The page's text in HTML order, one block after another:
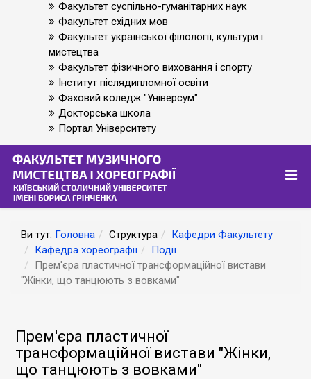
Факультет суспільно-гуманітарних наук
Факультет східних мов
Факультет української філології, культури і
мистецтва
Факультет фізичного виховання і спорту
Інститут післядипломної освіти
Фаховий коледж "Універсум"
Докторська школа
Портал Університету
Ви тут: Головна Структура
Кафедри Факультету
Кафедра хореографії
Події
Прем'єра пластичної трансформаційної вистави
"Жінки, що танцюють з вовками"
Прем'єра пластичної
трансформаційної вистави "Жінки,
що танцюють з вовками"